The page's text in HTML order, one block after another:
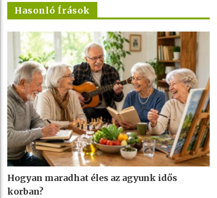
Hasonló Írások
Hogyan maradhat éles az agyunk idős
korban?